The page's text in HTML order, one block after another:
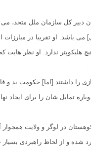
دبیر کل سازمان ملل متحد،
باشد. او تقریبا در
هلیکوپتر ندارد. او نظر
:
دولت سازی را داشتند [اما]
تمایل شان را برای ایجاد
در لوگر و ولایت
صد و 62 هزار نفر برآورد شده و از لحاظ